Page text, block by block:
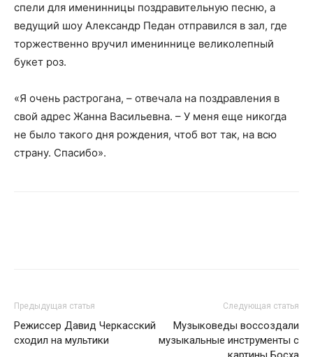
спели для именинницы поздравительную песню, а
ведущий шоу Александр Педан отправился в зал, где
торжественно вручил имениннице великолепный
букет роз.
«Я очень растрогана, – отвечала на поздравления в
свой адрес Жанна Васильевна. – У меня еще никогда
не было такого дня рождения, чтоб вот так, на всю
страну. Спасибо».
Предыдущая статья
Режиссер Давид Черкасский
сходил на мультики
Следующая статья
Музыковеды воссоздали
музыкальные инструменты с